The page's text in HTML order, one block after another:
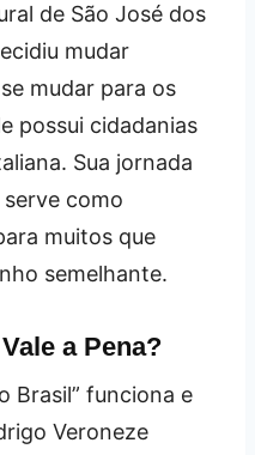
de São José dos
mudar
mudar para os
possui cidadanias
Sua jornada
como
muitos que
semelhante.
a Pena?
Brasil” funciona e
Veroneze